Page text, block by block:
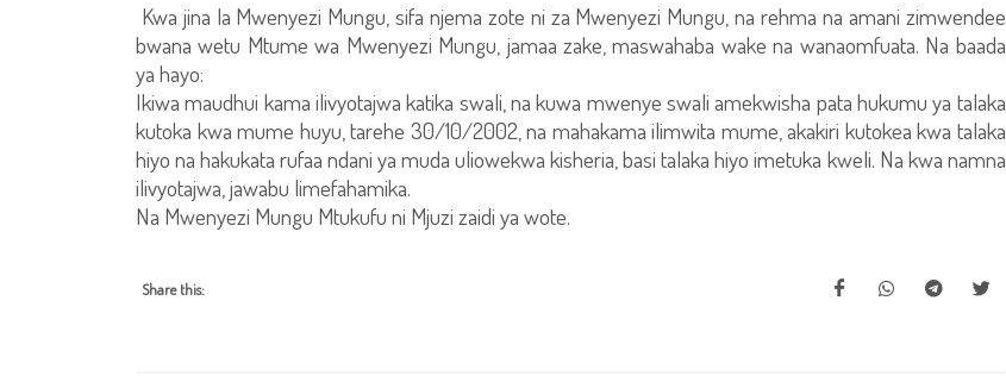
Kwa jina la Mwenyezi Mungu, sifa njema zote ni za Mwenyezi Mungu, na rehma na amani zimwendee
bwana wetu Mtume wa Mwenyezi Mungu, jamaa zake, maswahaba wake na wanaomfuata. Na baada
ya hayo:
Ikiwa maudhui kama ilivyotajwa katika swali, na kuwa mwenye swali amekwisha pata hukumu ya talaka
kutoka kwa mume huyu, tarehe 30/10/2002, na mahakama ilimwita mume, akakiri kutokea kwa talaka
hiyo na hakukata rufaa ndani ya muda uliowekwa kisheria, basi talaka hiyo imetuka kweli. Na kwa namna
ilivyotajwa, jawabu limefahamika.
Na Mwenyezi Mungu Mtukufu ni Mjuzi zaidi ya wote.
Share this: